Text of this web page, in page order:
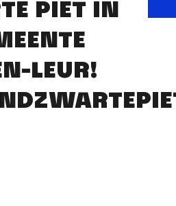
PIET IN
LEUR!